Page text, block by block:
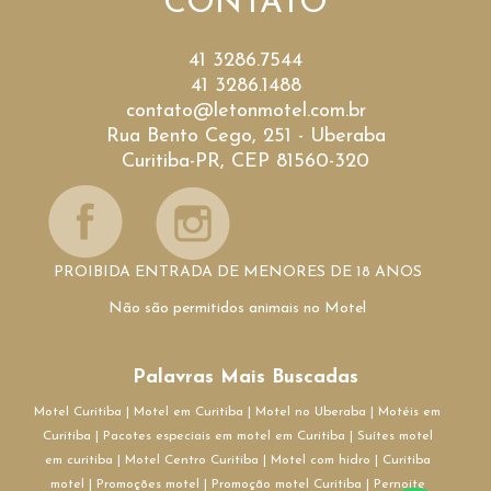
41 3286.7544
41 3286.1488
contato@letonmotel.com.br
Rua Bento Cego, 251 - Uberaba
Curitiba-PR, CEP 81560-320
PROIBIDA ENTRADA DE MENORES DE 18 ANOS
Não são permitidos animais no Motel
Palavras Mais Buscadas
Motel Curitiba Motel em Curitiba Motel no Uberaba
Motéis em
Curitiba
Pacotes especiais em motel em Curitiba
Suítes motel
em curitiba
Motel Centro Curitiba Motel com hidro
Curitiba
motel
Promoções motel Promoção motel Curitiba Pernoite